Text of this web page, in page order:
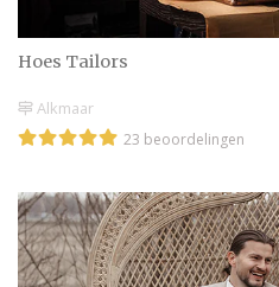
Hoe dan ook, je kunt er
een geweldige
Bruidegom in Alkmaar
missie hebben om
dag te bezorgen.
Genieten van de
Alkmaar
Hoes Tailors
Alkmaar
23 beoordelingen